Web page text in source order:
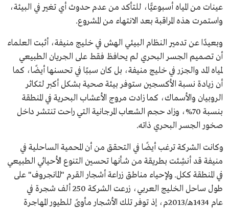
عينات من المياه أسبوعيًّا، للتأكد من عدم حدوث أي تغير في البيئة،
واستمرت هذه المراقبة بعد الانتهاء من المشروع.
وبعيدًا عن تدمير النظام البيئي الهش في خليج منيفة، أثبت العلماء
أن تصميم الجسر البحري لم يحافظ فقط على الجريان الطبيعي
لمياه المد والجزر في خليج منيفة، بل كان سببًا في تحسنها أيضًا، كما
أن زيادة نسبة الأكسجين ستوفر بيئة صحية بشكل أكبر لتكاثر
الروبيان والأسماك، كما زادت مروج الأعشاب البحرية في المنطقة
بنسبة 70%، وزاد حجم الشعاب المرجانية التي راحت تنتشر داخل
صخور الجسر البحري ذاته.
وكانت الشركة ترغب أيضًا في التحقق من أن المحمية الساحلية في
منيفة قد أنشِئت بطريقة من شأنها تحسين التنوع الأحيائي الطبيعي
في المنطقة ككل. ولإحياء مناطق زراعة أشجار القرم "المانجروف" على
طول ساحل الخليج العربي، زرعت الشركة 250 ألف شجرة في
عام 1434هـ/2013م، إذ توفر تلك الأشجار مأوىً للطيور المهاجرة